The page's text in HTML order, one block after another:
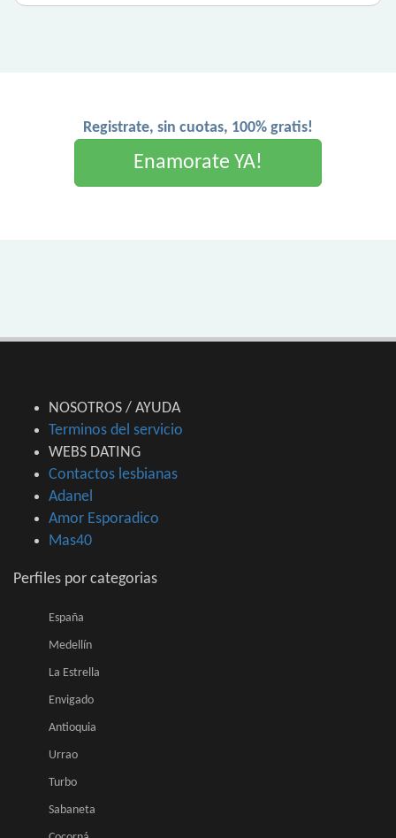
Registrate, sin cuotas, 100% gratis!
Enamorate YA!
NOSOTROS / AYUDA
Terminos del servicio
WEBS DATING
Contactos lesbianas
Adanel
Amor Esporadico
Mas40
Perfiles por categorias
España
Medellín
La Estrella
Envigado
Antioquia
Urrao
Turbo
Sabaneta